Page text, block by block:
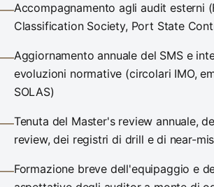
—Accompagnamento agli audit esterni
Classification Society, Port State
—Aggiornamento annuale del SMS e
evoluzioni normative (circolari IMO,
SOLAS)
—Tenuta del Master's review annuale,
review, dei registri di drill e di near-
—Formazione breve dell'equipaggio e